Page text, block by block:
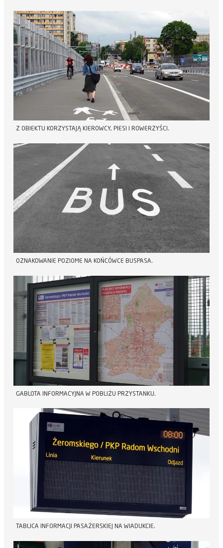
Z OBIEKTU KORZYSTAJĄ KIEROWCY, PIESI I ROWERZYŚCI.
OZNAKOWANIE POZIOME NA KOŃCÓWCE BUSPASA.
GABLOTA INFORMACYJNA W POBLIŻU PRZYSTANKU.
TABLICA INFORMACJI PASAŻERSKIEJ NA WIADUKCIE.